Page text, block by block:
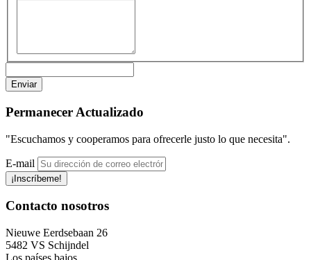
Permanecer Actualizado
"Escuchamos y cooperamos para ofrecerle justo lo que necesita".
E-mail
¡Inscríbeme!
Contacto nosotros
Nieuwe Eerdsebaan 26
5482 VS Schijndel